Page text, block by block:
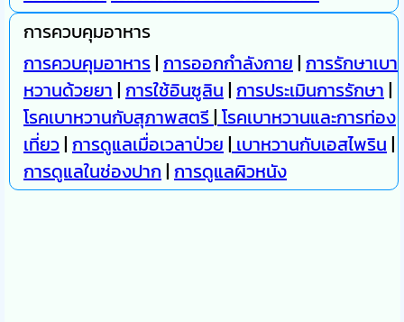
การควบคุมอาหาร
การควบคุมอาหาร| การออกกำลังกาย | การรักษาเบา
หวานด้วยยา | การใช้อินซูลิน | การประเมินการรักษา |
โรคเบาหวานกับสุภาพสตรี| โรคเบาหวานและการท่อง
เที่ยว| การดูแลเมื่อเวลาป่วย | เบาหวานกับเอสไพริน |
การดูแลในช่องปาก | การดูแลผิวหนัง